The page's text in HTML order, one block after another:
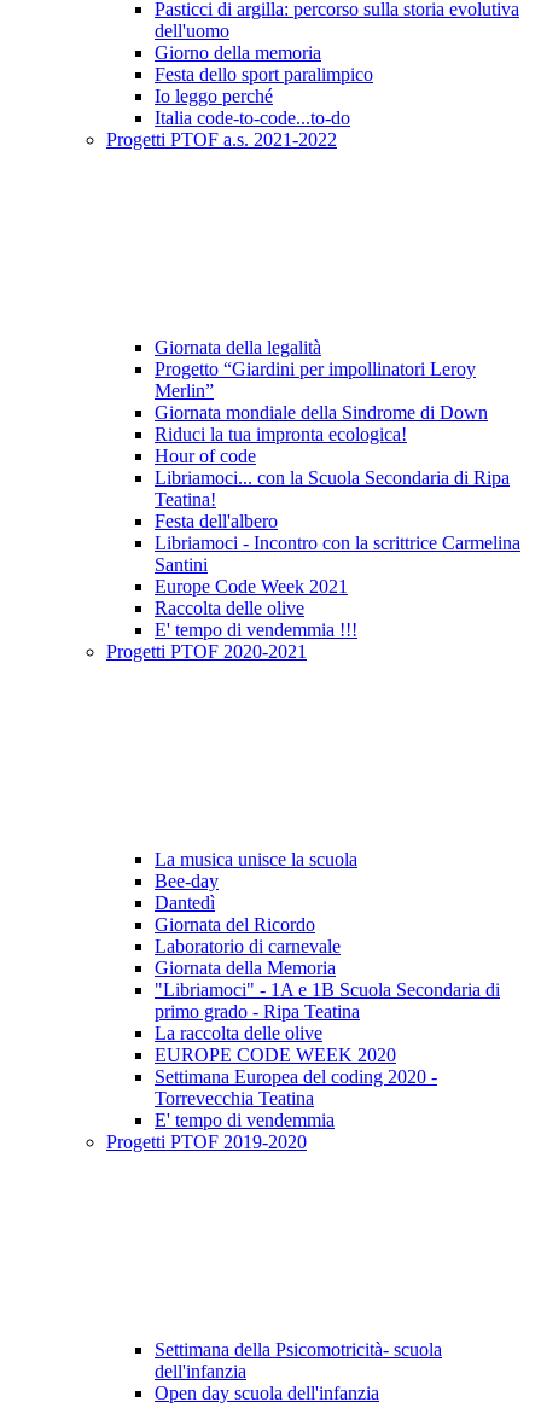
Pasticci di argilla: percorso sulla storia evolutiva
dell'uomo
Giorno della memoria
Festa dello sport paralimpico
Io leggo perché
Italia code-to-code...to-do
Progetti PTOF a.s. 2021-2022
Giornata della legalità
Progetto “Giardini per impollinatori Leroy
Merlin”
Giornata mondiale della Sindrome di Down
Riduci la tua impronta ecologica!
Hour of code
Libriamoci... con la Scuola Secondaria di Ripa
Teatina!
Festa dell'albero
Libriamoci - Incontro con la scrittrice Carmelina
Santini
Europe Code Week 2021
Raccolta delle olive
E' tempo di vendemmia !!!
Progetti PTOF 2020-2021
La musica unisce la scuola
Bee-day
Dantedì
Giornata del Ricordo
Laboratorio di carnevale
Giornata della Memoria
"Libriamoci" - 1A e 1B Scuola Secondaria di
primo grado - Ripa Teatina
La raccolta delle olive
EUROPE CODE WEEK 2020
Settimana Europea del coding 2020 -
Torrevecchia Teatina
E' tempo di vendemmia
Progetti PTOF 2019-2020
Settimana della Psicomotricità- scuola
dell'infanzia
Open day scuola dell'infanzia